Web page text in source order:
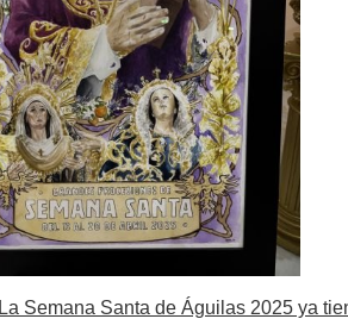
La Semana Santa de Águilas 2025 ya